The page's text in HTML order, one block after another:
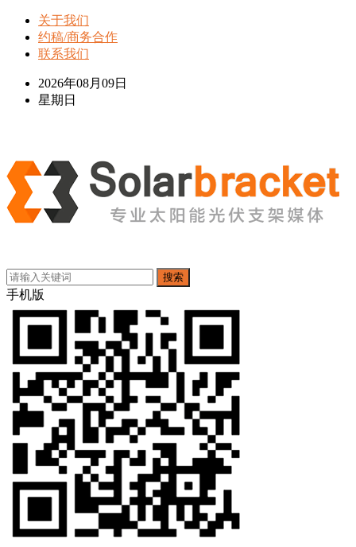
关于我们
约稿/商务合作
联系我们
2026年08月09日
星期日
搜索
手机版